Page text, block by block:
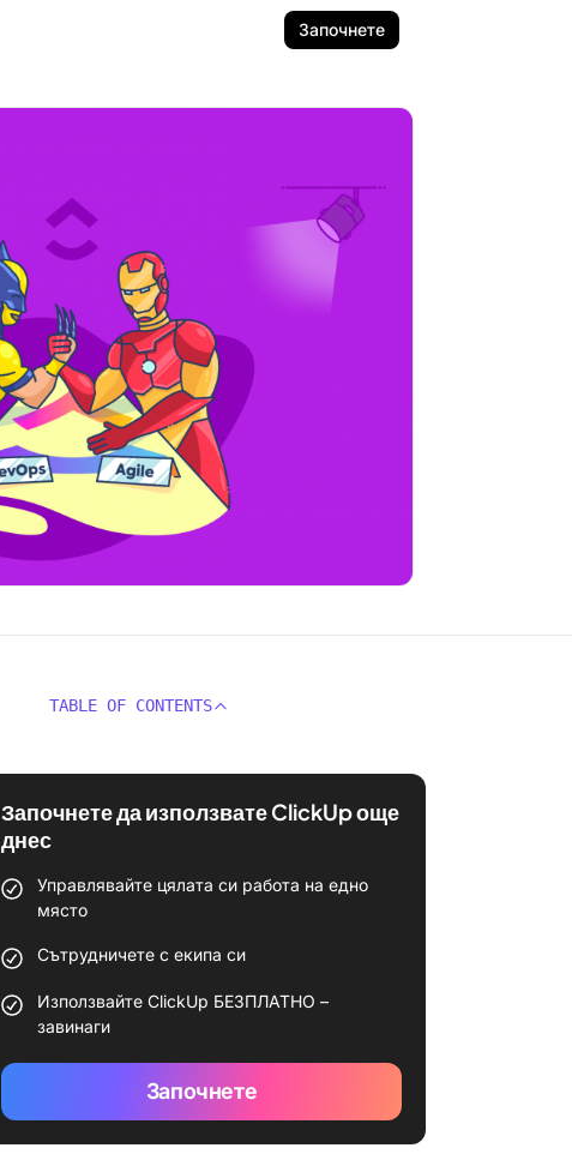
Започнете
TABLE OF CONTENTS
Започнете да използвате ClickUp още
днес
Управлявайте цялата си работа на едно
място
Сътрудничете с екипа си
Използвайте ClickUp БЕЗПЛАТНО –
завинаги
Започнете